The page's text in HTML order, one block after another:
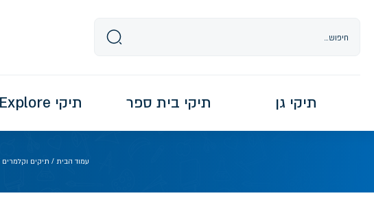
תיקי גן תיקי בית ספר תיקי Explore
עמוד הבית / תיקים וקלמרים